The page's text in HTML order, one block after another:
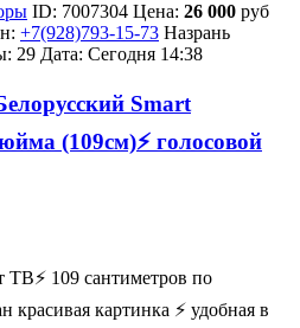
ID: 7007304 Цена: 26 000 руб
+7(928)793-15-73 Назрань
29 Дата: Сегодня 14:38
Smart
(109см)⚡ голосовой
109 сантиметров по
красивая картинка ⚡ удобная в